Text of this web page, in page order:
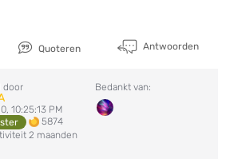
Quoteren Antwoorden
door
10:25:13 PM
5874
2 maanden
Bedankt van: